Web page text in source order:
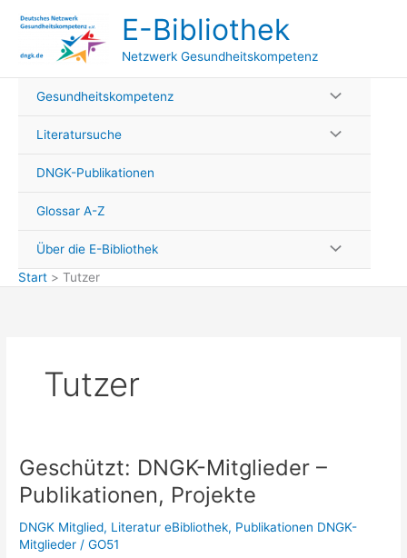
Inhalt
E-Bibliothek
Netzwerk Gesundheitskompetenz
Gesundheitskompetenz
Literatursuche
DNGK-Publikationen
Glossar A-Z
Über die E-Bibliothek
Start
Tutzer
Tutzer
Geschützt: DNGK-Mitglieder –
Publikationen, Projekte
DNGK Mitglied, Literatur eBibliothek, Publikationen DNGK-
Mitglieder /GO51